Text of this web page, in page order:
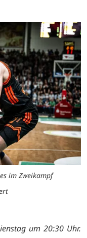
im Zweikampf
um 20:30 Uhr.